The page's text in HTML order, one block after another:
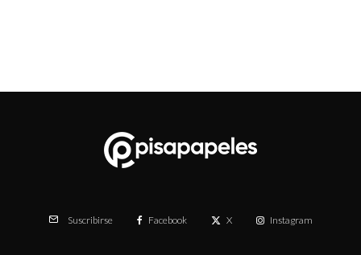
Suscribirse Facebook X Instagram